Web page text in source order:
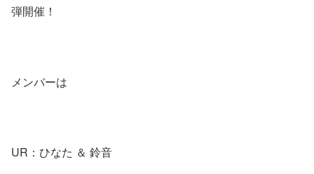
弾開催！
メンバーは
UR：ひなた ＆ 鈴音